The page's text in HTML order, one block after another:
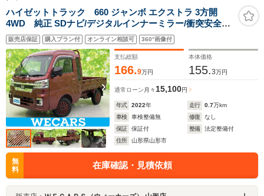
ハイゼットトラック 660 ジャンボ エクストラ 3方開
4WD 純正 SDナビ/デジタルインナーミラー/衝突安全装
置/車線逸脱防止支援システム/ヘッドランプ
LED/Bluetooth接続/EBD付ABS/横滑り防止装置/アイド
リングストップ
販売店保証 購入プラン付 オンライン相談可 360°画像付
支払総額
166.9万円
本体価格
155.3万円
通常ローン 月々 15,100円
年式 2022年 走行 0.7万km
車検
車検整備無 修復
なし
保証
保証付 整備
法定整備付
住所
山形県山形市
無
料
在庫確認・見積依頼